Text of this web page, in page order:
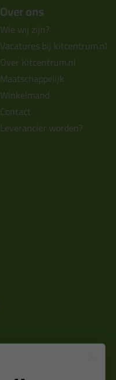
Over ons
Wie wij zijn?
Vacatures bij kitcentrum.nl
Over Kitcentrum.nl
Maatschappelijk
Winkelmand
Contact
Leverancier worden?
in je